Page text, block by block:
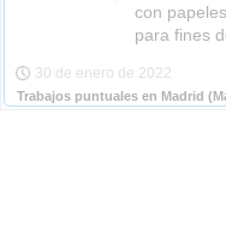
con
para fines
30 de enero de 2022
Trabajos puntuales en Madrid